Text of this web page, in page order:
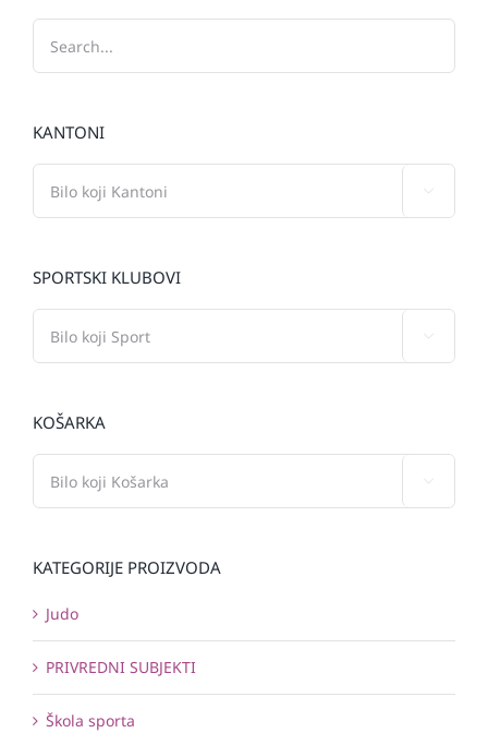
KANTONI
SPORTSKI KLUBOVI
KOŠARKA
KATEGORIJE PROIZVODA
Judo
PRIVREDNI SUBJEKTI
Škola sporta